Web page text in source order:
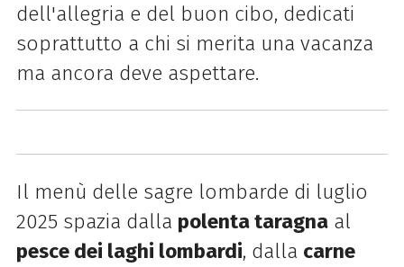
dell'allegria e del buon cibo, dedicati
soprattutto a chi si merita una vacanza
ma ancora deve aspettare.
Il menù delle sagre lombarde di luglio
2025 spazia dalla polenta taragnaal
pesce dei laghi lombardi, dalla carne